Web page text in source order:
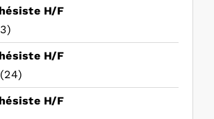
H/F
H/F
H/F